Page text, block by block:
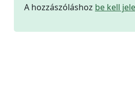
A hozzászóláshoz be kell